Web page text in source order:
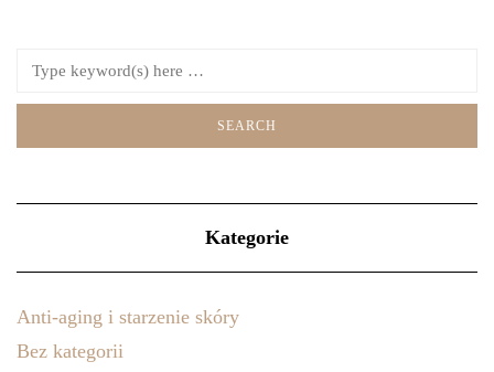
Kategorie
Anti-aging i starzenie skóry
Bez kategorii